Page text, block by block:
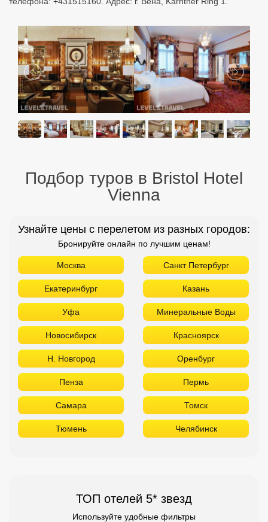
Подбор туров в Bristol Hotel
Vienna
Узнайте цены с перелетом из разных городов:
Бронируйте онлайн по лучшим ценам!
Москва Санкт Петербург
Екатеринбург Казань
Уфа Минеральные Воды
Новосибирск Красноярск
Н. Новгород Оренбург
Пенза Пермь
Самара Томск
Тюмень Челябинск
ТОП отелей 5* звезд
Используйте удобные фильтры